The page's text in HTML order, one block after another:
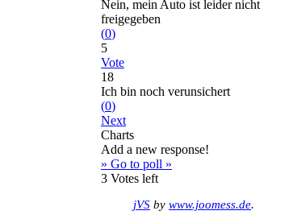
Nein, mein Auto ist leider nicht
freigegeben
(0)
5
Vote
18
Ich bin noch verunsichert
(0)
Next
Charts
Add a new response!
» Go to poll »
3 Votes left
jVS by www.joomess.de.